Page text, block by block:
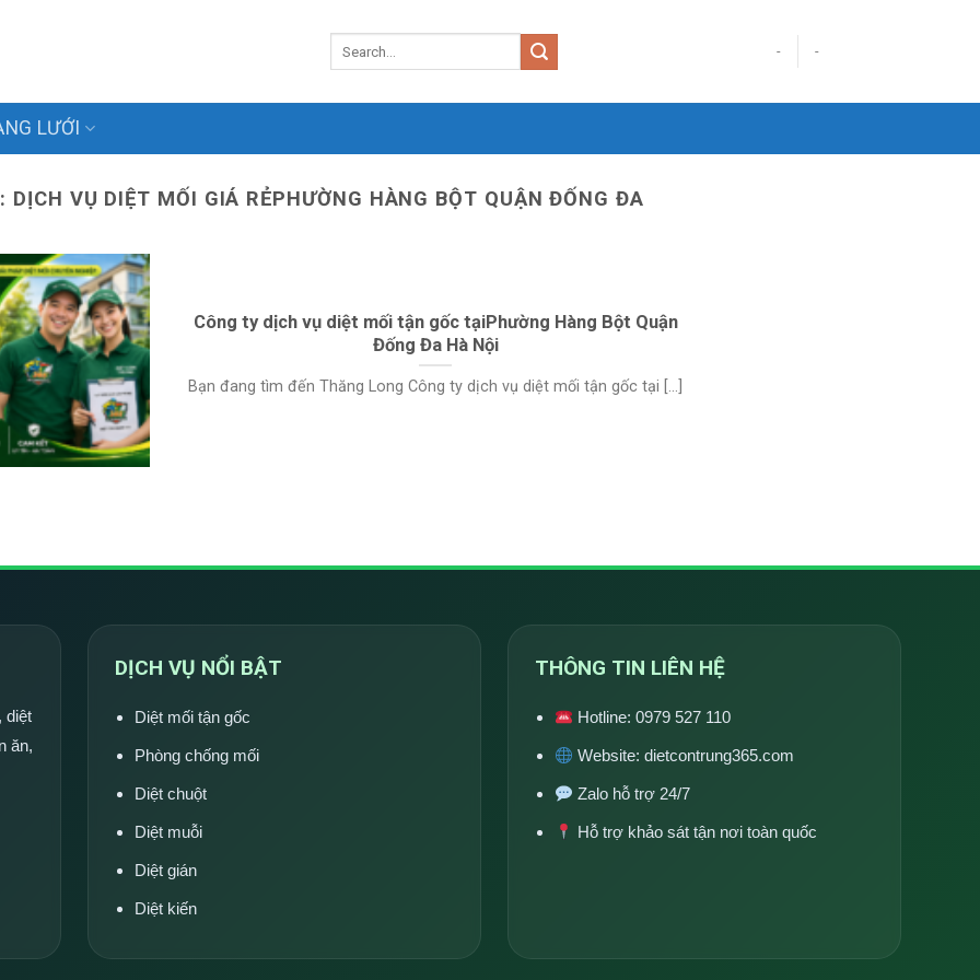
- -
LƯỚI
DỊCH VỤ DIỆT MỐI GIÁ RẺPHƯỜNG HÀNG BỘT QUẬN ĐỐNG ĐA
Công ty dịch vụ diệt mối tận gốc tạiPhường Hàng Bột Quận
Đống Đa Hà Nội
Bạn đang tìm đến Thăng Long Công ty dịch vụ diệt mối tận gốc tại [...]
diệt
ăn,
DỊCH VỤ NỔI BẬT
Diệt mối tận gốc
Phòng chống mối
Diệt chuột
Diệt muỗi
Diệt gián
Diệt kiến
THÔNG TIN LIÊN HỆ
Hotline:0979 527 110
Website:dietcontrung365.com
Zalo hỗ trợ 24/7
Hỗ trợ khảo sát tận nơi toàn quốc